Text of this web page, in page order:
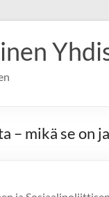
mikä se on